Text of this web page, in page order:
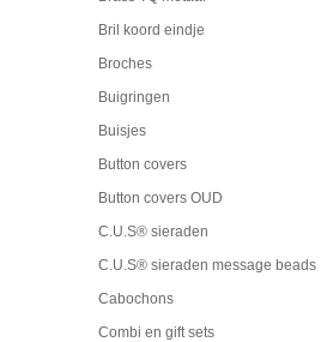
Bril koord eindje
Broches
Buigringen
Buisjes
Button covers
Button covers OUD
C.U.S® sieraden
C.U.S® sieraden message beads
Cabochons
Combi en gift sets